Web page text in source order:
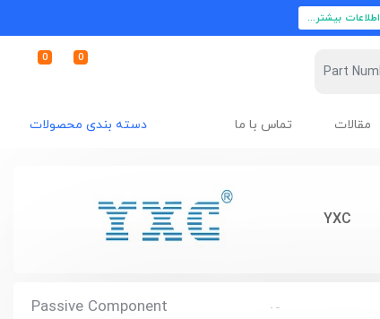
اطلاعات بیشتر...
0 0
دسته بندی محصولات مقالات تماس با ما
YXC
Passive Component